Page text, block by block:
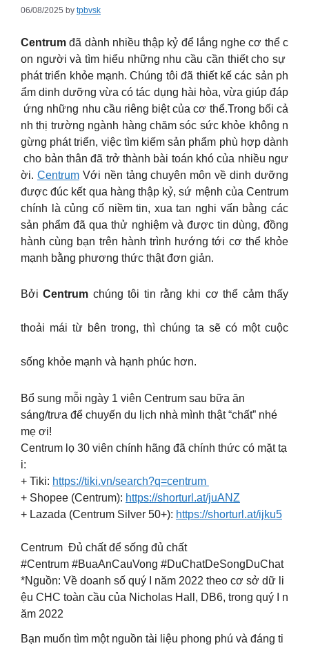
06/08/2025 by tpbvsk
Centrum đã dành nhiều thập kỷ để lắng nghe cơ thể c
on người và tìm hiểu những nhu cầu cần thiết cho sự
phát triển khỏe mạnh. Chúng tôi đã thiết kế các sản ph
ẩm dinh dưỡng vừa có tác dụng hài hòa, vừa giúp đáp
ứng những nhu cầu riêng biệt của cơ thể.Trong bối cả
nh thị trường ngành hàng chăm sóc sức khỏe không n
gừng phát triển, việc tìm kiếm sản phẩm phù hợp dành
cho bản thân đã trở thành bài toán khó của nhiều ngư
ời. CentrumVới nền tảng chuyên môn về dinh dưỡng
được đúc kết qua hàng thập kỷ, sứ mệnh của Centrum
chính là củng cố niềm tin, xua tan nghi vấn bằng các
sản phẩm đã qua thử nghiệm và được tin dùng, đồng
hành cùng bạn trên hành trình hướng tới cơ thể khỏe
mạnh bằng phương thức thật đơn giản.
BởiCentrum chúng tôi tin rằng khi cơ thể cảm thấy
thoải mái từ bên trong, thì chúng ta sẽ có một cuộc
sống khỏe mạnh và hạnh phúc hơn.
​Bổ sung mỗi ngày 1 viên Centrum sau bữa ăn
sáng/trưa để chuyến du lịch nhà mình thật “chất” nhé
mẹ ơi!
Centrum lọ 30 viên chính hãng đã chính thức có mặt tạ
i:
+ Tiki: https://tiki.vn/search?q=centrum
+ Shopee (Centrum): https://shorturl.at/juANZ
+ Lazada (Centrum Silver 50+): https://shorturl.at/ijku5
Centrum Đủ chất để sống đủ chất ​
#Centrum #BuaAnCauVong #DuChatDeSongDuChat​
*Nguồn: Về doanh số quý I năm 2022 theo cơ sở dữ li
ệu CHC toàn cầu của Nicholas Hall, DB6, trong quý I n
ăm 2022
Bạn muốn tìm một nguồn tài liệu phong phú và đáng ti